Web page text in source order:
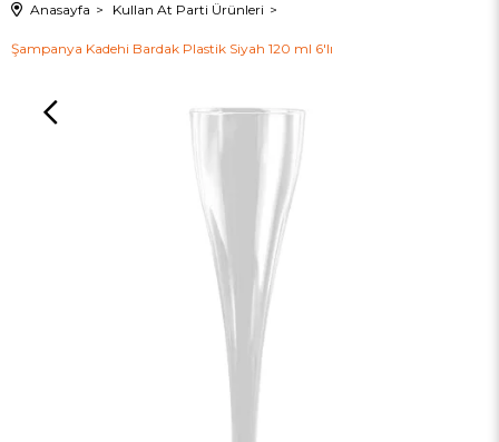
Anasayfa Kullan At Parti Ürünleri
Şampanya Kadehi Bardak Plastik Siyah 120 ml 6'lı